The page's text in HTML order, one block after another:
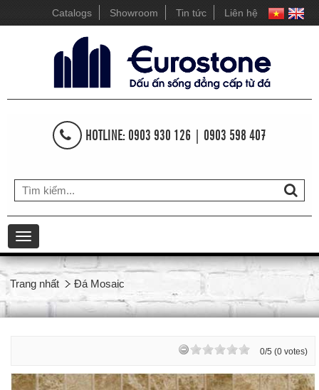
Catalogs Showroom Tin tức Liên hệ
HOTLINE: 0903 930 126 | 0903 598 407
Toggle
navigation
Trang nhất Đá Mosaic
0/5 (0 votes)